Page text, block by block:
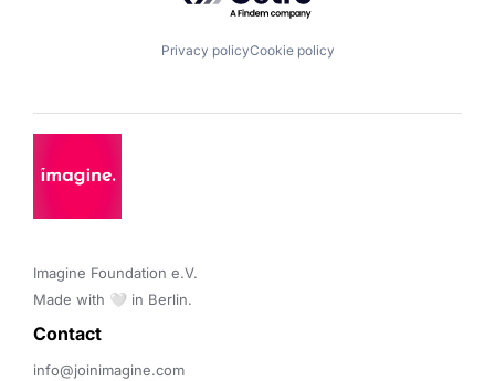
Privacy policyCookie policy
Imagine Foundation e.V.
Made with 🤍 in Berlin.
Contact
info@joinimagine.com